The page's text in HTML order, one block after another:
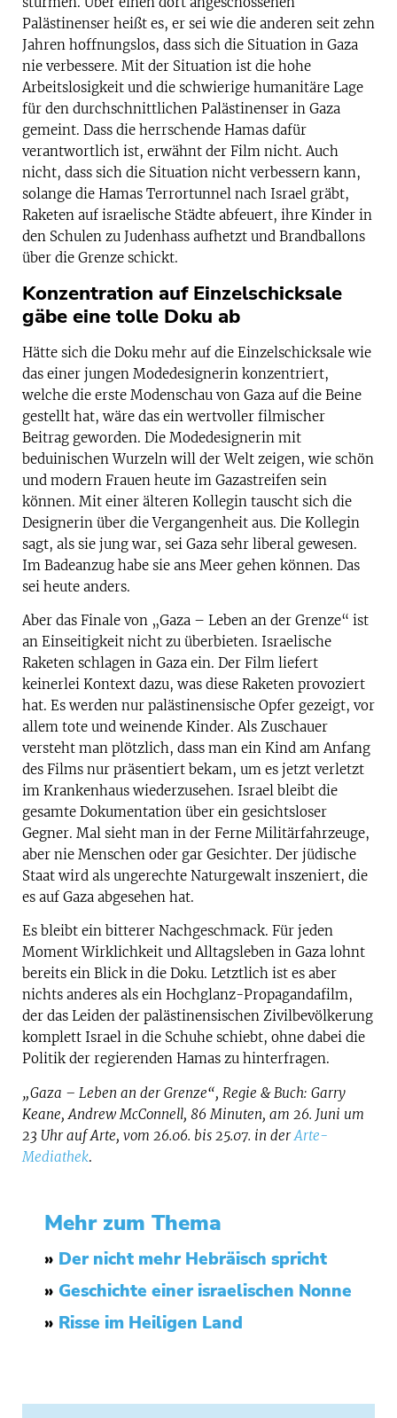
Palästinenser heißt es, er sei wie die anderen seit zehn
Jahren hoffnungslos, dass sich die Situation in Gaza
nie verbessere. Mit der Situation ist die hohe
Arbeitslosigkeit und die schwierige humanitäre Lage
für den durchschnittlichen Palästinenser in Gaza
gemeint. Dass die herrschende Hamas dafür
verantwortlich ist, erwähnt der Film nicht. Auch
nicht, dass sich die Situation nicht verbessern kann,
solange die Hamas Terrortunnel nach Israel gräbt,
Raketen auf israelische Städte abfeuert, ihre Kinder in
den Schulen zu Judenhass aufhetzt und Brandballons
über die Grenze schickt.
Konzentration auf Einzelschicksale
gäbe eine tolle Doku ab
Hätte sich die Doku mehr auf die Einzelschicksale wie
das einer jungen Modedesignerin konzentriert,
welche die erste Modenschau von Gaza auf die Beine
gestellt hat, wäre das ein wertvoller filmischer
Beitrag geworden. Die Modedesignerin mit
beduinischen Wurzeln will der Welt zeigen, wie schön
und modern Frauen heute im Gazastreifen sein
können. Mit einer älteren Kollegin tauscht sich die
Designerin über die Vergangenheit aus. Die Kollegin
sagt, als sie jung war, sei Gaza sehr liberal gewesen.
Im Badeanzug habe sie ans Meer gehen können. Das
sei heute anders.
Aber das Finale von „Gaza – Leben an der Grenze“ ist
an Einseitigkeit nicht zu überbieten. Israelische
Raketen schlagen in Gaza ein. Der Film liefert
keinerlei Kontext dazu, was diese Raketen provoziert
hat. Es werden nur palästinensische Opfer gezeigt, vor
allem tote und weinende Kinder. Als Zuschauer
versteht man plötzlich, dass man ein Kind am Anfang
des Films nur präsentiert bekam, um es jetzt verletzt
im Krankenhaus wiederzusehen. Israel bleibt die
gesamte Dokumentation über ein gesichtsloser
Gegner. Mal sieht man in der Ferne Militärfahrzeuge,
aber nie Menschen oder gar Gesichter. Der jüdische
Staat wird als ungerechte Naturgewalt inszeniert, die
es auf Gaza abgesehen hat.
Es bleibt ein bitterer Nachgeschmack. Für jeden
Moment Wirklichkeit und Alltagsleben in Gaza lohnt
bereits ein Blick in die Doku. Letztlich ist es aber
nichts anderes als ein Hochglanz-Propagandafilm,
der das Leiden der palästinensischen Zivilbevölkerung
komplett Israel in die Schuhe schiebt, ohne dabei die
Politik der regierenden Hamas zu hinterfragen.
„Gaza – Leben an der Grenze“, Regie & Buch: Garry
Keane, Andrew McConnell, 86 Minuten, am 26. Juni um
23 Uhr auf Arte, vom 26.06. bis 25.07. in derArte-
Mediathek.
Mehr zum Thema
» Der nicht mehr Hebräisch spricht
» Geschichte einer israelischen Nonne
» Risse im Heiligen Land